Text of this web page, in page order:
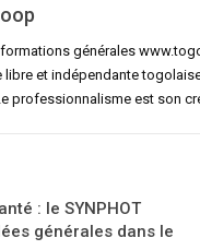
générales
libre et indépendante
professionnalisme est son
: le SYNPHOT
générales dans le